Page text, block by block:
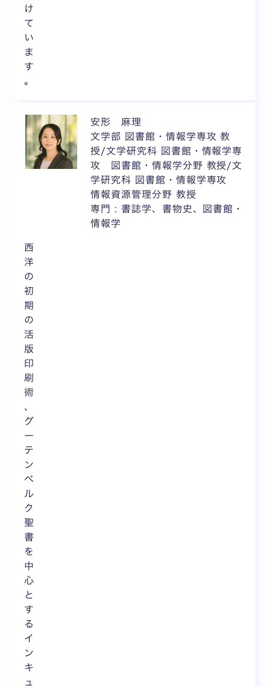
け
て
い
ま
す
。
安形 麻理
文学部 図書館・情報学専攻 教
授/文学研究科 図書館・情報学専
攻 図書館・情報学分野 教授/文
学研究科 図書館・情報学専攻
情報資源管理分野 教授
専門 : 書誌学、書物史、図書館・
情報学
西
洋
の
初
期
の
活
版
印
刷
術
、
グ
ー
テ
ン
ベ
ル
ク
聖
書
を
中
心
と
す
る
イ
ン
キ
ュ